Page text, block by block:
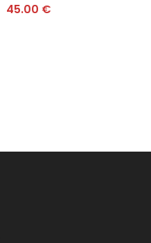
45.00 €